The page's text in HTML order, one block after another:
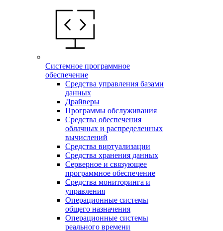
Системное программное
обеспечение
Средства управления базами
данных
Драйверы
Программы обслуживания
Средства обеспечения
облачных и распределенных
вычислений
Средства виртуализации
Средства хранения данных
Серверное и связующее
программное обеспечение
Средства мониторинга и
управления
Операционные системы
общего назначения
Операционные системы
реального времени